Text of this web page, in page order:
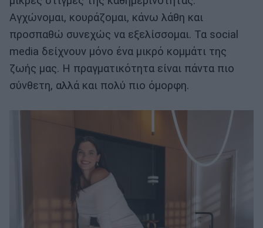
Αγχώνομαι, κουράζομαι, κάνω λάθη και
προσπαθώ συνεχώς να εξελίσσομαι. Τα social
media δείχνουν μόνο ένα μικρό κομμάτι της
ζωής μας. Η πραγματικότητα είναι πάντα πιο
σύνθετη, αλλά και πολύ πιο όμορφη.